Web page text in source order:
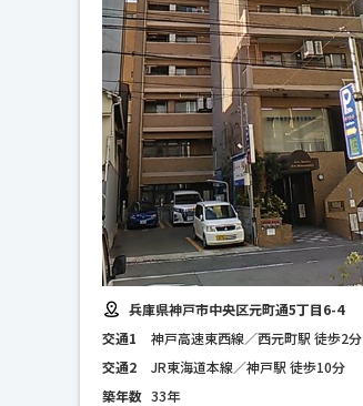
兵庫県神戸市中央区元町通5丁目6-4
交通1
神戸高速東西線／西元町駅 徒歩2分
交通2
JR東海道本線／神戸駅 徒歩10分
築年数 33年